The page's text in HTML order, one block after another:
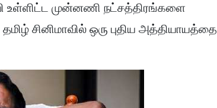
உள்ளிட்ட முன்னணி நட்சத்திரங்களை
சினிமாவில் ஒரு புதிய அத்தியாயத்தை